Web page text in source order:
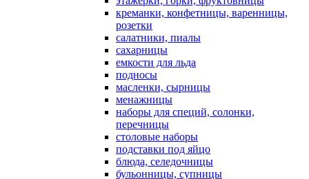
креманки, конфетницы, варенницы,
розетки
салатники, пиалы
сахарницы
емкости для льда
подносы
масленки, сырницы
менажницы
наборы для специй, солонки,
перечницы
столовые наборы
подставки под яйцо
блюда, селедочницы
бульонницы, супницы